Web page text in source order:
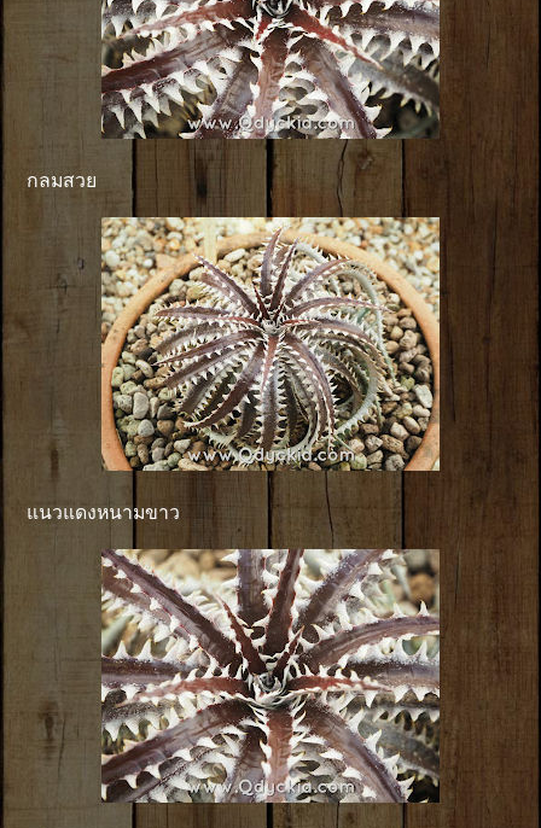
กลมสวย
แนวแดงหนามขาว